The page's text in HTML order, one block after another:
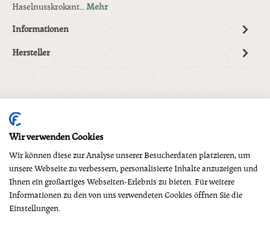
Wir verwenden Cookies
Wir können diese zur Analyse unserer Besucherdaten platzieren, um
unsere Webseite zu verbessern, personalisierte Inhalte anzuzeigen und
Ihnen ein großartiges Webseiten-Erlebnis zu bieten. Für weitere
Informationen zu den von uns verwendeten Cookies öffnen Sie die
Einstellungen.
Haselnusskrokant…Mehr
Informationen
Hersteller
Produktgalerie überspringen
Dazu empfehlen wir